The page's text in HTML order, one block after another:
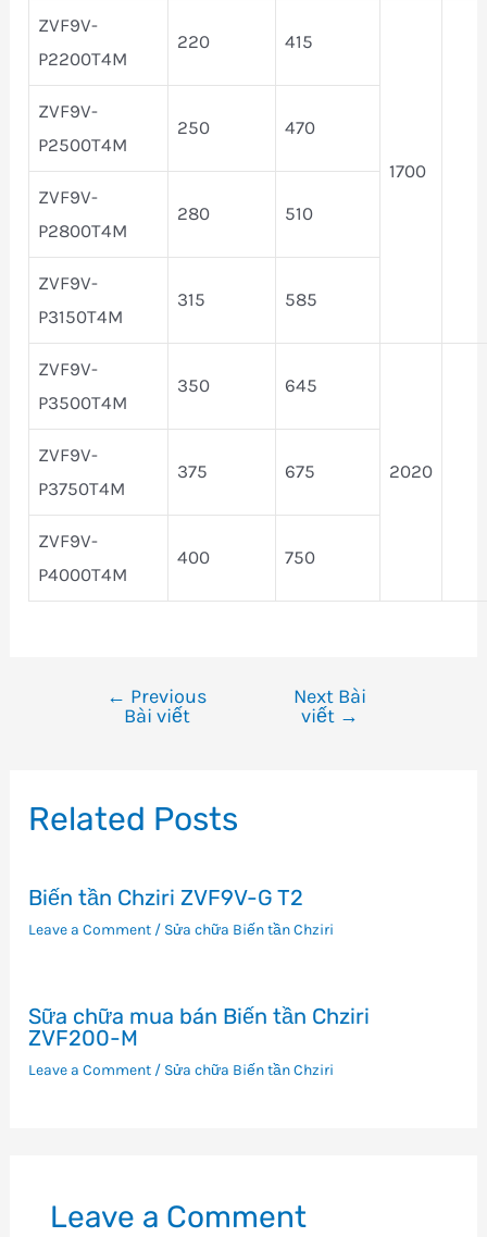
ZVF9V-
P2200T4M
220 415
1700
ZVF9V-
P2500T4M
250 470
ZVF9V-
P2800T4M
280 510
ZVF9V-
P3150T4M
315 585
ZVF9V-
P3500T4M
350 645
2020
ZVF9V-
P3750T4M
375 675
ZVF9V-
P4000T4M
400 750
viết
← Previous
Bài viết
Next Bài
viết →
Related Posts
Biến tần Chziri ZVF9V-G T2
Leave a Comment / Sửa chữa Biến tần Chziri
Sữa chữa mua bán Biến tần Chziri
ZVF200-M
Leave a Comment / Sửa chữa Biến tần Chziri
Leave a Comment